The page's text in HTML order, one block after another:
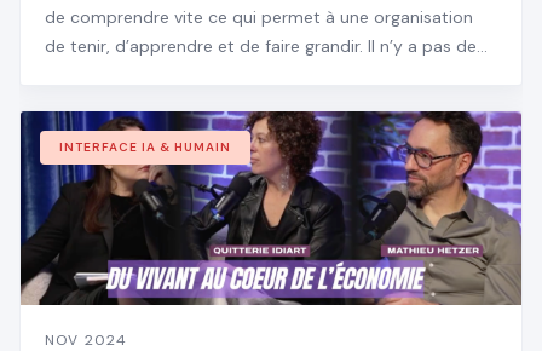
de comprendre vite ce qui permet à une organisation
de tenir, d’apprendre et de faire grandir. Il n’y a pas de
INTERFACE IA & HUMAIN
NOV 2024